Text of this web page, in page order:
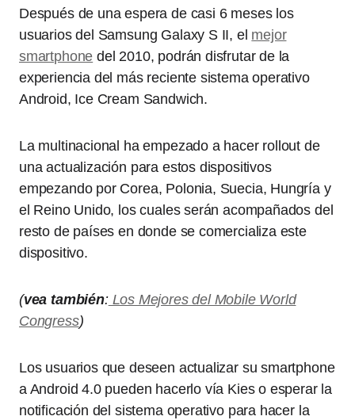
Después de una espera de casi 6 meses los
usuarios del Samsung Galaxy S II, el mejor
smartphone del 2010, podrán disfrutar de la
experiencia del más reciente sistema operativo
Android, Ice Cream Sandwich.
La multinacional ha empezado a hacer rollout de
una actualización para estos dispositivos
empezando por Corea, Polonia, Suecia, Hungría y
el Reino Unido, los cuales serán acompañados del
resto de países en donde se comercializa este
dispositivo.
(vea también:Los Mejores del Mobile World
Congress)
Los usuarios que deseen actualizar su smartphone
a Android 4.0 pueden hacerlo vía Kies o esperar la
notificación del sistema operativo para hacer la